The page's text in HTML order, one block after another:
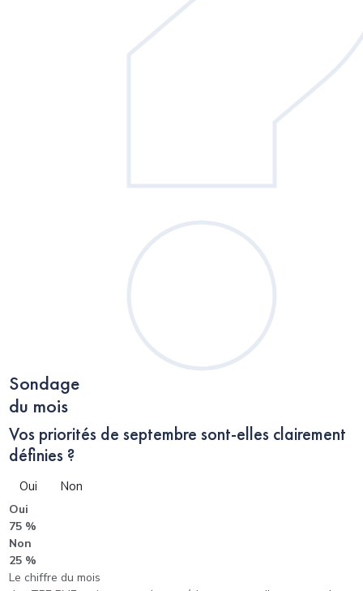
Sondage
du mois
Vos priorités de septembre sont-elles clairement
définies ?
Oui Non
Oui
75 %
Non
25 %
Le chiffre du mois